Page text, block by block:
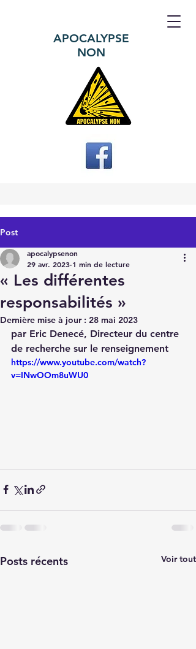
APOCALYPSE
NON
Post
« Les différentes
responsabilités »
apocalypsenon
29 avr. 2023 1 min de lecture
Dernière mise à jour : 28 mai 2023
par Eric Denecé, Directeur du centre
de recherche sur le renseignement
https://www.youtube.com/watch?
v=INwOOm8uWU0
Posts récents Voir tout